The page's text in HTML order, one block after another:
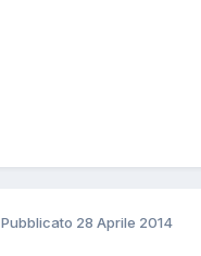
Pubblicato 28 Aprile 2014